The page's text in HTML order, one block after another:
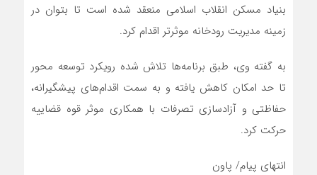
بنیاد مسکن انقلاب اسلامی منعقد شده است تا بتوان در
زمینه مدیریت رودخانه موثرتر اقدام کرد.
به گفته وی، طبق برنامه‌ها تلاش شده رویکرد توسعه محور
تا حد امکان کاهش یافته و به سمت اقدام‌های پیشگیرانه،
حفاظتی و آزادسازی تصرفات با همکاری موثر قوه قضاییه
حرکت کرد.
انتهای پیام/ پاون